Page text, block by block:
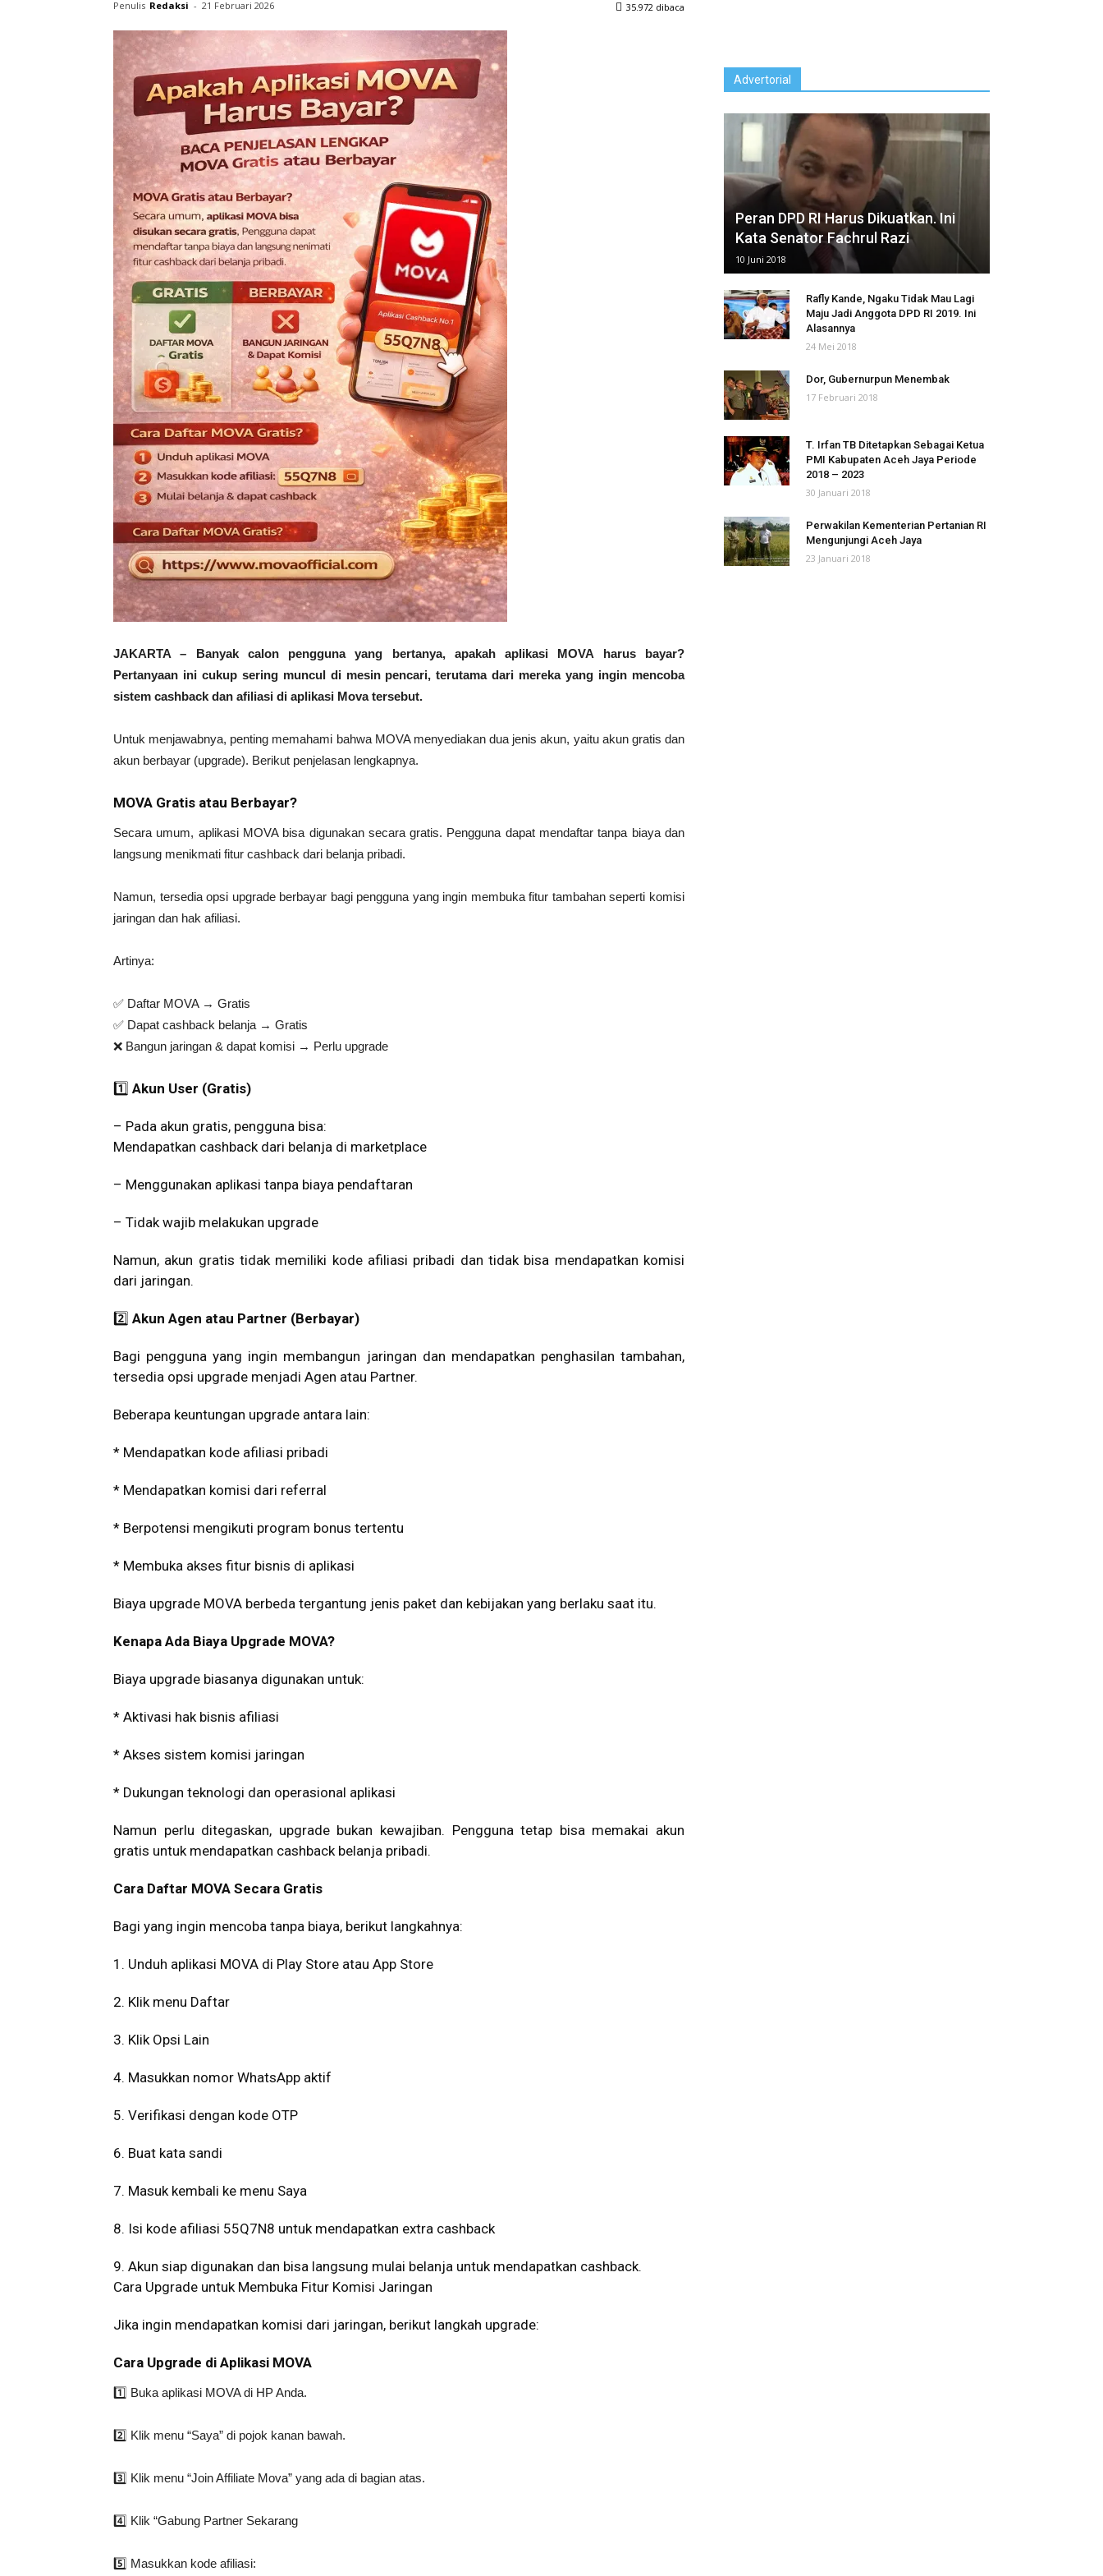
Penulis Redaksi - 21 Februari 2026 35.972 dibaca
JAKARTA – Banyak calon pengguna yang bertanya, apakah aplikasi MOVA harus bayar?
Pertanyaan ini cukup sering muncul di mesin pencari, terutama dari mereka yang ingin mencoba
sistem cashback dan afiliasi di aplikasi Mova tersebut.
Untuk menjawabnya, penting memahami bahwa MOVA menyediakan dua jenis akun, yaitu akun gratis dan
akun berbayar (upgrade). Berikut penjelasan lengkapnya.
MOVA Gratis atau Berbayar?
Secara umum, aplikasi MOVA bisa digunakan secara gratis. Pengguna dapat mendaftar tanpa biaya dan
langsung menikmati fitur cashback dari belanja pribadi.
Namun, tersedia opsi upgrade berbayar bagi pengguna yang ingin membuka fitur tambahan seperti komisi
jaringan dan hak afiliasi.
Artinya:
✅ Daftar MOVA → Gratis
✅ Dapat cashback belanja → Gratis
❌ Bangun jaringan & dapat komisi → Perlu upgrade
1️⃣ Akun User (Gratis)
– Pada akun gratis, pengguna bisa:
Mendapatkan cashback dari belanja di marketplace
– Menggunakan aplikasi tanpa biaya pendaftaran
– Tidak wajib melakukan upgrade
Namun, akun gratis tidak memiliki kode afiliasi pribadi dan tidak bisa mendapatkan komisi
dari jaringan.
2️⃣ Akun Agen atau Partner (Berbayar)
Bagi pengguna yang ingin membangun jaringan dan mendapatkan penghasilan tambahan,
tersedia opsi upgrade menjadi Agen atau Partner.
Beberapa keuntungan upgrade antara lain:
* Mendapatkan kode afiliasi pribadi
* Mendapatkan komisi dari referral
* Berpotensi mengikuti program bonus tertentu
* Membuka akses fitur bisnis di aplikasi
Biaya upgrade MOVA berbeda tergantung jenis paket dan kebijakan yang berlaku saat itu.
Kenapa Ada Biaya Upgrade MOVA?
Biaya upgrade biasanya digunakan untuk:
* Aktivasi hak bisnis afiliasi
* Akses sistem komisi jaringan
* Dukungan teknologi dan operasional aplikasi
Namun perlu ditegaskan, upgrade bukan kewajiban. Pengguna tetap bisa memakai akun
gratis untuk mendapatkan cashback belanja pribadi.
Cara Daftar MOVA Secara Gratis
Bagi yang ingin mencoba tanpa biaya, berikut langkahnya:
1. Unduh aplikasi MOVA di Play Store atau App Store
2. Klik menu Daftar
3. Klik Opsi Lain
4. Masukkan nomor WhatsApp aktif
5. Verifikasi dengan kode OTP
6. Buat kata sandi
7. Masuk kembali ke menu Saya
8. Isi kode afiliasi 55Q7N8 untuk mendapatkan extra cashback
9. Akun siap digunakan dan bisa langsung mulai belanja untuk mendapatkan cashback.
Cara Upgrade untuk Membuka Fitur Komisi Jaringan
Jika ingin mendapatkan komisi dari jaringan, berikut langkah upgrade:
Cara Upgrade di Aplikasi MOVA
1️⃣ Buka aplikasi MOVA di HP Anda.
2️⃣ Klik menu “Saya” di pojok kanan bawah.
3️⃣ Klik menu “Join Affiliate Mova” yang ada di bagian atas.
4️⃣ Klik “Gabung Partner Sekarang
5️⃣ Masukkan kode afiliasi:
Advertorial
Peran DPD RI Harus Dikuatkan. Ini
Kata Senator Fachrul Razi
10 Juni 2018
Rafly Kande, Ngaku Tidak Mau Lagi
Maju Jadi Anggota DPD RI 2019. Ini
Alasannya
24 Mei 2018
Dor, Gubernurpun Menembak
17 Februari 2018
T. Irfan TB Ditetapkan Sebagai Ketua
PMI Kabupaten Aceh Jaya Periode
2018 – 2023
30 Januari 2018
Perwakilan Kementerian Pertanian RI
Mengunjungi Aceh Jaya
23 Januari 2018